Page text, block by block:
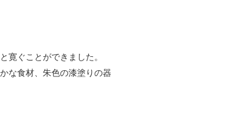
寛ぐことができました。
な食材、朱色の漆塗りの器